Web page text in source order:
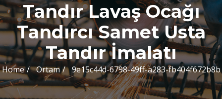
Tandır Lavaş Ocağı
Tandırcı Samet Usta
Tandır İmalatı
Home Ortam 9e15c44d-6798-49ff-a283-fb404f672b8b